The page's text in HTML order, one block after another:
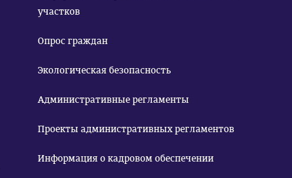
участков
Опрос граждан
Экологическая безопасность
Административные регламенты
Проекты административных регламентов
Информация о кадровом обеспечении